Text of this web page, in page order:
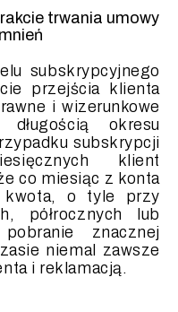
trwania umowy
subskrypcyjnego
przejścia klienta
i wizerunkowe
okresu
subskrypcji
klient
co miesiąc z konta
kwota, o tyle przy
półrocznych lub
znacznej
niemal zawsze
i reklamacją.